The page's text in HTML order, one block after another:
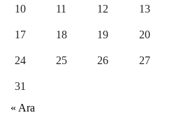
10 11 12 13
17 18 19 20
24 25 26 27
31
« Ara